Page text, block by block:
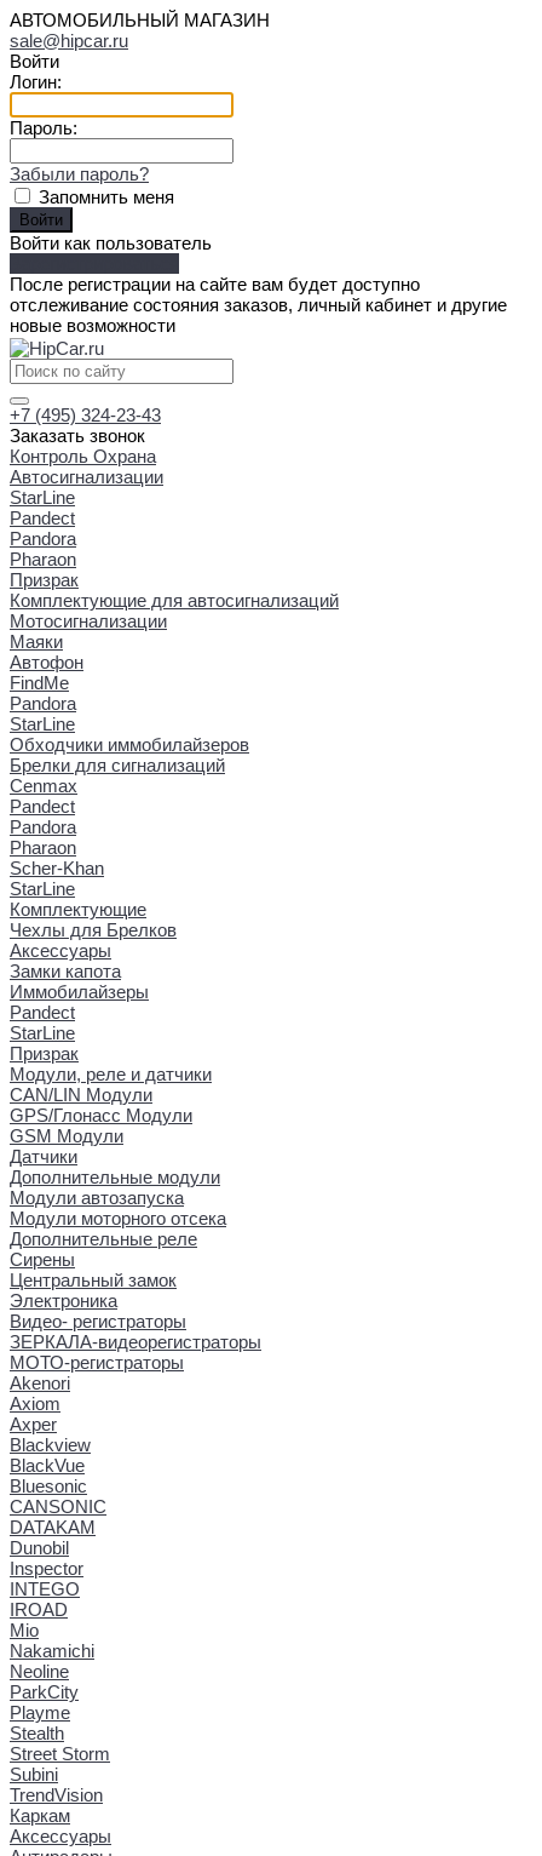
АВТОМОБИЛЬНЫЙ МАГАЗИН
sale@hipcar.ru
Войти
Логин:
Пароль:
Забыли пароль?
Запомнить меня
Войти как пользователь
После регистрации на сайте вам будет доступно
отслеживание состояния заказов, личный кабинет и другие
новые возможности
+7 (495) 324-23-43
Заказать звонок
Контроль Охрана
Автосигнализации
StarLine
Pandect
Pandora
Pharaon
Призрак
Комплектующие для автосигнализаций
Мотосигнализации
Маяки
Автофон
FindMe
Pandora
StarLine
Обходчики иммобилайзеров
Брелки для сигнализаций
Cenmax
Pandect
Pandora
Pharaon
Scher-Khan
StarLine
Комплектующие
Чехлы для Брелков
Аксессуары
Замки капота
Иммобилайзеры
Pandect
StarLine
Призрак
Модули, реле и датчики
CAN/LIN Модули
GPS/Глонасс Модули
GSM Модули
Датчики
Дополнительные модули
Модули автозапуска
Модули моторного отсека
Дополнительные реле
Сирены
Центральный замок
Электроника
Видео- регистраторы
ЗЕРКАЛА-видеорегистраторы
МОТО-регистраторы
Akenori
Axiom
Axper
Blackview
BlackVue
Bluesonic
CANSONIC
DATAKAM
Dunobil
Inspector
INTEGO
IROAD
Mio
Nakamichi
Neoline
ParkCity
Playme
Stealth
Street Storm
Subini
TrendVision
Каркам
Аксессуары